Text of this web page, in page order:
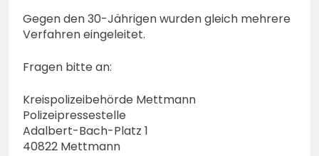
Gegen den 30-Jährigen wurden gleich mehrere
Verfahren eingeleitet.
Fragen bitte an:
Kreispolizeibehörde Mettmann
Polizeipressestelle
Adalbert-Bach-Platz 1
40822 Mettmann